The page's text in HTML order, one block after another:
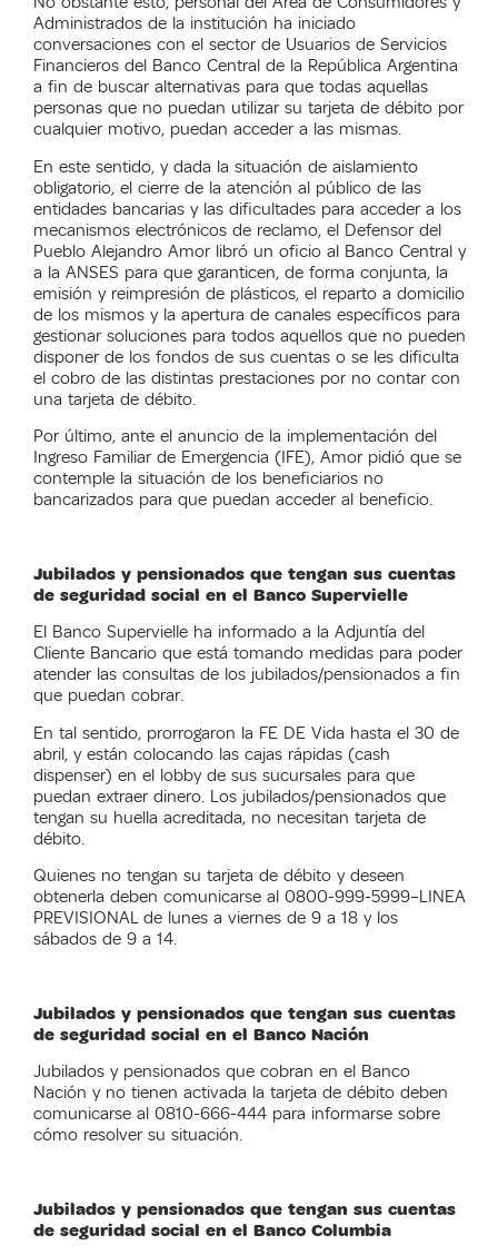
Administrados de la institución ha iniciado
conversaciones con el sector de Usuarios de Servicios
Financieros del Banco Central de la República Argentina
a fin de buscar alternativas para que todas aquellas
personas que no puedan utilizar su tarjeta de débito por
cualquier motivo, puedan acceder a las mismas.
En este sentido, y dada la situación de aislamiento
obligatorio, el cierre de la atención al público de las
entidades bancarias y las dificultades para acceder a los
mecanismos electrónicos de reclamo, el Defensor del
Pueblo Alejandro Amor libró un oficio al Banco Central y
a la ANSES para que garanticen, de forma conjunta, la
emisión y reimpresión de plásticos, el reparto a domicilio
de los mismos y la apertura de canales específicos para
gestionar soluciones para todos aquellos que no pueden
disponer de los fondos de sus cuentas o se les dificulta
el cobro de las distintas prestaciones por no contar con
una tarjeta de débito.
Por último, ante el anuncio de la implementación del
Ingreso Familiar de Emergencia (IFE), Amor pidió que se
contemple la situación de los beneficiarios no
bancarizados para que puedan acceder al beneficio.
Jubilados y pensionados que tengan sus cuentas
de seguridad social en el Banco Supervielle
El Banco Supervielle ha informado a la Adjuntía del
Cliente Bancario que está tomando medidas para poder
atender las consultas de los jubilados/pensionados a fin
que puedan cobrar.
En tal sentido, prorrogaron la FE DE Vida hasta el 30 de
abril, y están colocando las cajas rápidas (cash
dispenser) en el lobby de sus sucursales para que
puedan extraer dinero. Los jubilados/pensionados que
tengan su huella acreditada, no necesitan tarjeta de
débito.
Quienes no tengan su tarjeta de débito y deseen
obtenerla deben comunicarse al 0800-999-5999–LINEA
PREVISIONAL de lunes a viernes de 9 a 18 y los
sábados de 9 a 14.
Jubilados y pensionados que tengan sus cuentas
de seguridad social en el Banco Nación
Jubilados y pensionados que cobran en el Banco
Nación y no tienen activada la tarjeta de débito deben
comunicarse al 0810-666-444 para informarse sobre
cómo resolver su situación.
Jubilados y pensionados que tengan sus cuentas
de seguridad social en el Banco Columbia